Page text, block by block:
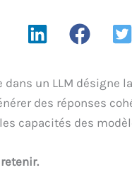
dans un LLM désigne
des réponses
capacités des